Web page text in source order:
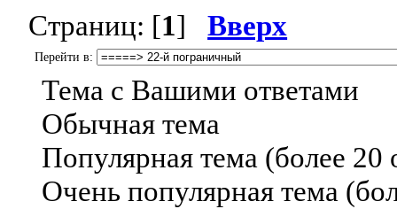
Страниц: [1]Вверх
Перейти в:
Тема с Вашими ответами
Обычная тема
Популярная тема (более 20
Очень популярная тема